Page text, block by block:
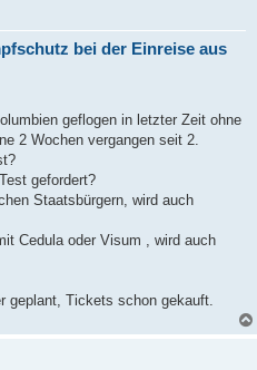
bei der Einreise aus
geflogen in letzter Zeit ohne
2 Wochen vergangen seit 2.
gefordert?
Staatsbürgern, wird auch
Cedula oder Visum , wird auch
geplant, Tickets schon gekauft.